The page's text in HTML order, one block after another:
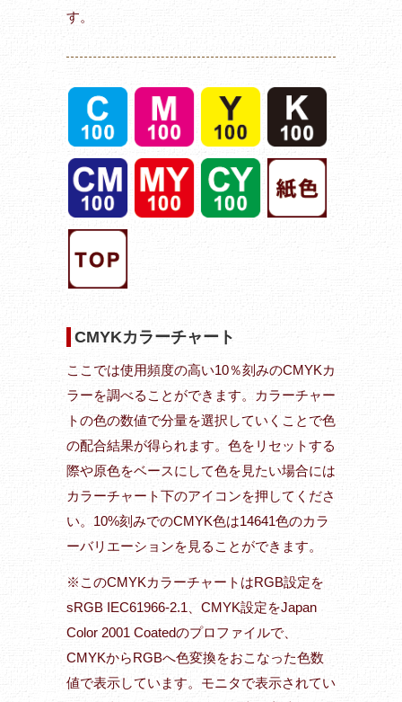
す。
CMYKカラーチャート
ここでは使用頻度の高い10％刻みのCMYKカ
ラーを調べることができます。カラーチャー
トの色の数値で分量を選択していくことで色
の配合結果が得られます。色をリセットする
際や原色をベースにして色を見たい場合には
カラーチャート下のアイコンを押してくださ
い。10%刻みでのCMYK色は14641色のカラ
ーバリエーションを見ることができます。
※このCMYKカラーチャートはRGB設定を
sRGB IEC61966-2.1、CMYK設定をJapan
Color 2001 Coatedのプロファイルで、
CMYKからRGBへ色変換をおこなった色数
値で表示しています。モニタで表示されてい